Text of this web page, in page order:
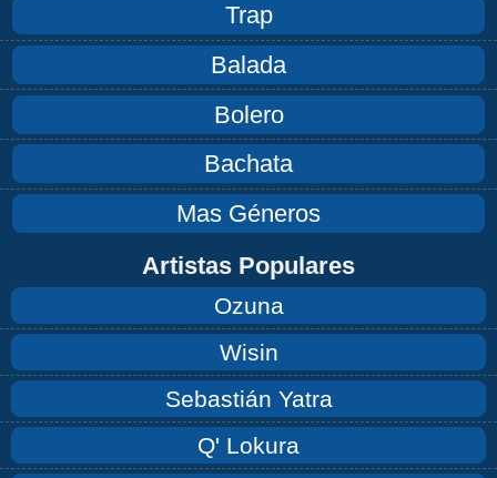
Trap
Balada
Bolero
Bachata
Mas Géneros
Artistas Populares
Ozuna
Wisin
Sebastián Yatra
Q' Lokura